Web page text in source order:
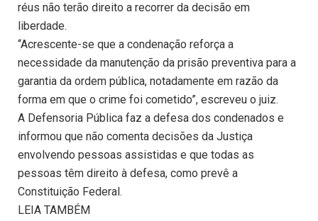
réus não terão direito a recorrer da decisão em
liberdade.
“Acrescente-se que a condenação reforça a
necessidade da manutenção da prisão preventiva para a
garantia da ordem pública, notadamente em razão da
forma em que o crime foi cometido”, escreveu o juiz.
A Defensoria Pública faz a defesa dos condenados e
informou que não comenta decisões da Justiça
envolvendo pessoas assistidas e que todas as
pessoas têm direito à defesa, como prevê a
Constituição Federal.
LEIA TAMBÉM